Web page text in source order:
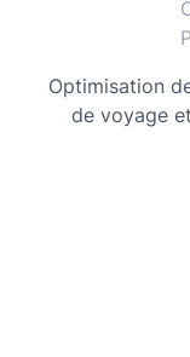
Optimisation
de voyage